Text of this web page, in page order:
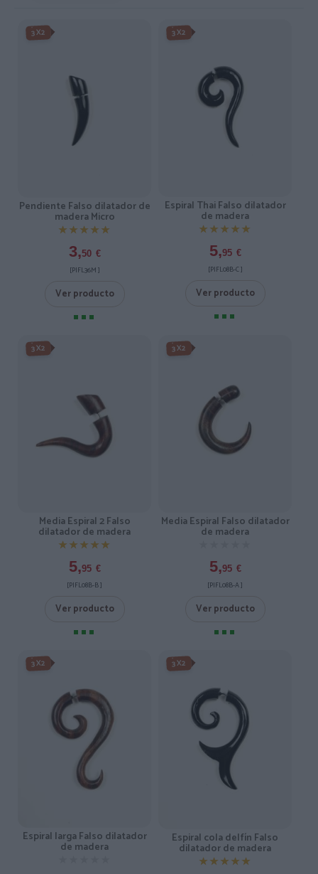
3X2
Pendiente Falso dilatador de
madera Micro
★★★★★
★★★★★
3,50 €
[PIFL36M ]
Ver producto
3X2
Espiral Thai Falso dilatador
de madera
★★★★★
★★★★★
5,95 €
[PIFL08B-C ]
Ver producto
3X2
Media Espiral 2 Falso
dilatador de madera
★★★★★
★★★★★
5,95 €
[PIFL08B-B ]
Ver producto
3X2
Media Espiral Falso dilatador
de madera
5,95 €
[PIFL08B-A ]
Ver producto
3X2
Espiral larga Falso dilatador
de madera
3X2
Espiral cola delfín Falso
dilatador de madera
★★★★★
★★★★★